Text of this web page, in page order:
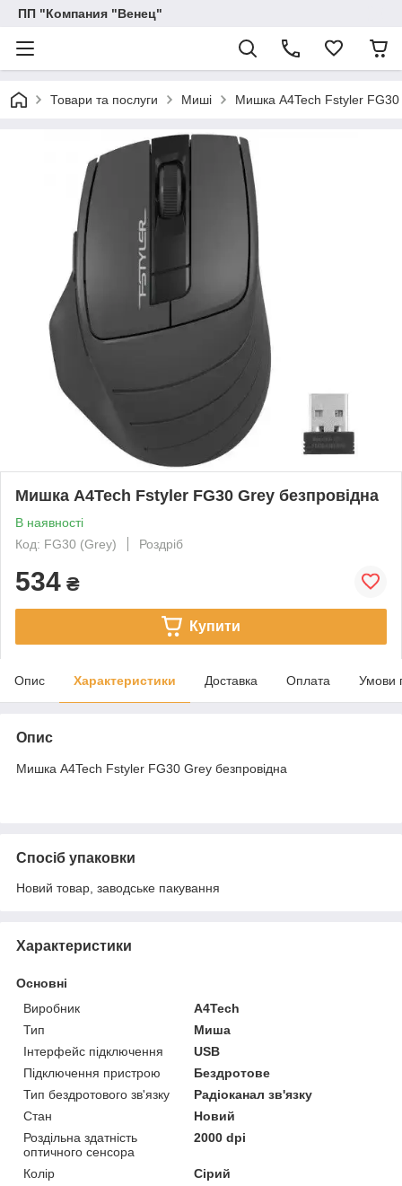
ПП "Компания "Венец"
Товари та послуги Миші Мишка A4Tech Fstyler FG30
Мишка A4Tech Fstyler FG30 Grey безпровідна
В наявності
Код: FG30 (Grey)
Роздріб
534 ₴
Купити
Опис Характеристики Доставка Оплата Умови
Опис
Мишка A4Tech Fstyler FG30 Grey безпровідна
Спосіб упаковки
Новий товар, заводське пакування
Характеристики
Основні
Виробник
A4Tech
Тип
Миша
Інтерфейс підключення
USB
Підключення пристрою
Бездротове
Тип бездротового зв'язку
Радіоканал зв'язку
Стан
Новий
Роздільна здатність
оптичного сенсора
2000 dpi
Колір
Сірий